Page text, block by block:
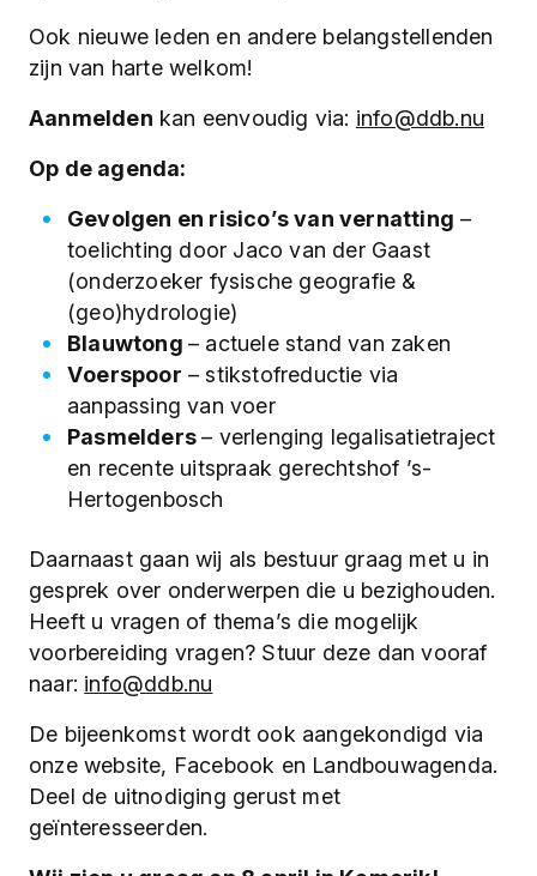
Ook nieuwe leden en andere belangstellenden
zijn van harte welkom!
Aanmelden kan eenvoudig via: info@ddb.nu
Op de agenda:
Gevolgen en risico’s van vernatting –
toelichting door Jaco van der Gaast
(onderzoeker fysische geografie &
(geo)hydrologie)
Blauwtong – actuele stand van zaken
Voerspoor – stikstofreductie via
aanpassing van voer
Pasmelders– verlenging legalisatietraject
en recente uitspraak gerechtshof ’s-
Hertogenbosch
Daarnaast gaan wij als bestuur graag met u in
gesprek over onderwerpen die u bezighouden.
Heeft u vragen of thema’s die mogelijk
voorbereiding vragen? Stuur deze dan vooraf
naar: info@ddb.nu
De bijeenkomst wordt ook aangekondigd via
onze website, Facebook en Landbouwagenda.
Deel de uitnodiging gerust met
geïnteresseerden.